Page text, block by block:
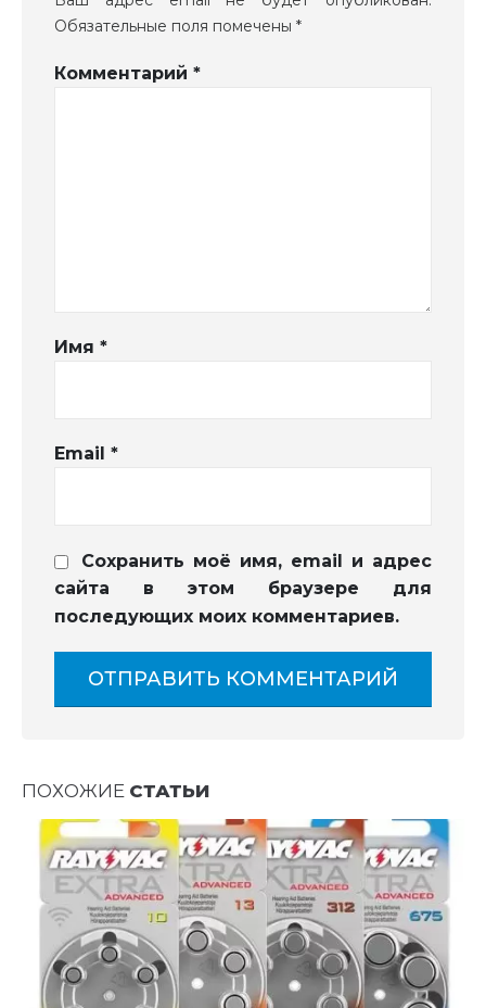
Обязательные поля помечены *
Комментарий *
Имя *
Email *
Сохранить моё имя, email и адрес
сайта в этом браузере для
последующих моих комментариев.
ПОХОЖИЕ СТАТЬИ